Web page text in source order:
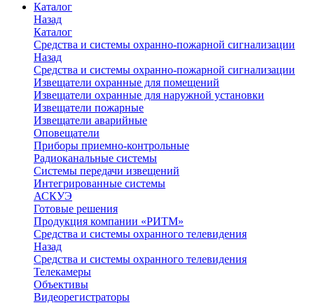
Каталог
Назад
Каталог
Средства и системы охранно-пожарной сигнализации
Назад
Средства и системы охранно-пожарной сигнализации
Извещатели охранные для помещений
Извещатели охранные для наружной установки
Извещатели пожарные
Извещатели аварийные
Оповещатели
Приборы приемно-контрольные
Радиоканальные системы
Системы передачи извещений
Интегрированные системы
АСКУЭ
Готовые решения
Продукция компании «РИТМ»
Средства и системы охранного телевидения
Назад
Средства и системы охранного телевидения
Телекамеры
Объективы
Видеорегистраторы